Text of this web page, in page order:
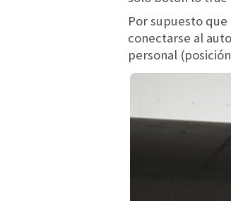
Por supuesto
conectarse al
personal